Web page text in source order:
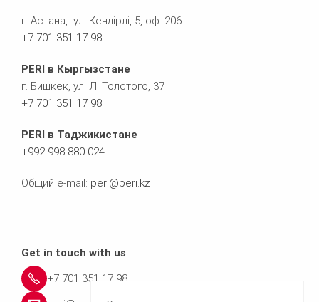
г. Астана, ул. Кендірлі, 5, оф. 206
+7 701 351 17 98
PERI в Кыргызстане
г. Бишкек, ул. Л. Толстого, 37
+7 701 351 17 98
PERI в Таджикистане
+992 998 880 024
Общий e-mail: peri@peri.kz
Get in touch with us
+7 701 351 17 98